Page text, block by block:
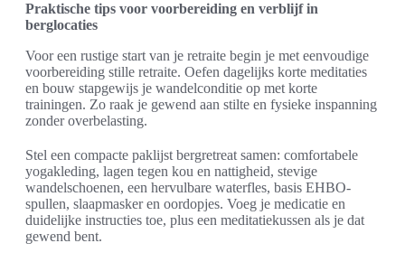
Praktische tips voor voorbereiding en verblijf in
berglocaties
Voor een rustige start van je retraite begin je met eenvoudige
voorbereiding stille retraite. Oefen dagelijks korte meditaties
en bouw stapgewijs je wandelconditie op met korte
trainingen. Zo raak je gewend aan stilte en fysieke inspanning
zonder overbelasting.
Stel een compacte paklijst bergretreat samen: comfortabele
yogakleding, lagen tegen kou en nattigheid, stevige
wandelschoenen, een hervulbare waterfles, basis EHBO-
spullen, slaapmasker en oordopjes. Voeg je medicatie en
duidelijke instructies toe, plus een meditatiekussen als je dat
gewend bent.